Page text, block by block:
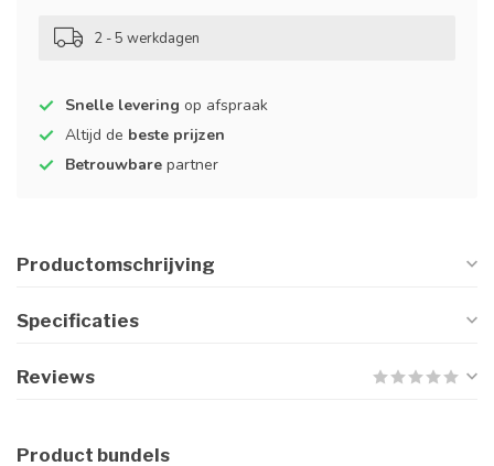
2 - 5 werkdagen
Snelle levering op afspraak
Altijd de beste prijzen
Betrouwbare partner
Productomschrijving
Specificaties
Reviews
Product bundels